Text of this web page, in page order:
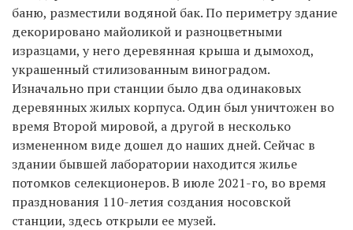
баню, разместили водяной бак. По периметру здание
декорировано майоликой и разноцветными
изразцами, у него деревянная крыша и дымоход,
украшенный стилизованным виноградом.
Изначально при станции было два одинаковых
деревянных жилых корпуса. Один был уничтожен во
время Второй мировой, а другой в несколько
измененном виде дошел до наших дней. Сейчас в
здании бывшей лаборатории находится жилье
потомков селекционеров. В июле 2021-го, во время
празднования 110-летия создания носовской
станции, здесь открыли ее музей.